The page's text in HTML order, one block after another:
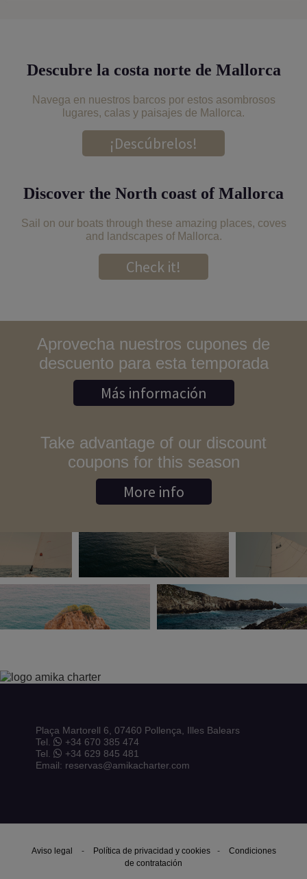
Descubre la costa norte de Mallorca
Navega en nuestros barcos por estos asombrosos
lugares, calas y paisajes de Mallorca.
¡Descúbrelos!
Discover the North coast of Mallorca
Sail on our boats through these amazing places, coves
and landscapes of Mallorca.
Check it!
Aprovecha nuestros cupones de
descuento para esta temporada
Más información
Take advantage of our discount
coupons for this season
More info
Plaça Martorell 6, 07460 Pollença, Illes Balears
Tel.
+34 670 385 474
Tel.
+34 629 845 481
Email: reservas@amikacharter.com
Aviso legal - Política de privacidad y cookies -
Condiciones
de contratación